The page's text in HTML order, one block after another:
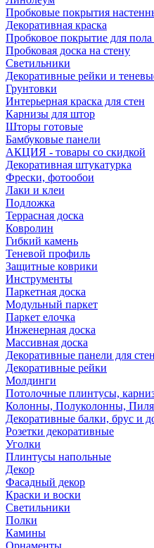
Пробковые покрытия
Декоративная краска
Пробковое покрытие для пола
Пробковая доска на стену
Светильники
Декоративные рейки и
Грунтовки
Интерьерная краска для стен
Карнизы для штор
Шторы готовые
Бамбуковые панели
АКЦИЯ - товары со скидкой
Декоративная штукатурка
Фрески, фотообои
Лаки и клеи
Подложка
Террасная доска
Ковролин
Гибкий камень
Теневой профиль
Защитные коврики
Инструменты
Паркетная доска
Модульный паркет
Паркет елочка
Инженерная доска
Массивная доска
Декоративные панели для стен
Декоративные рейки
Молдинги
Потолочные плинтусы,
Колонны, Полуколонны,
Декоративные балки, брус и
Розетки декоративные
Уголки
Плинтусы напольные
Декор
Фасадный декор
Краски и воски
Светильники
Полки
Камины
Орнаменты